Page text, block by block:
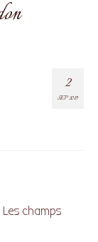
2
SEP 2019
Les champs